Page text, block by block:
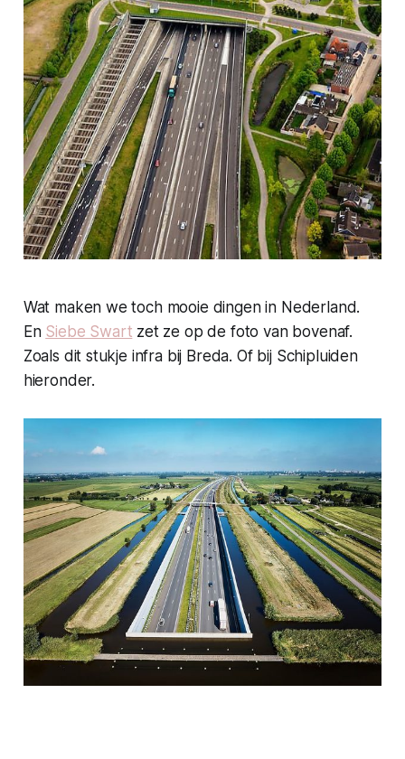
Wat maken we toch mooie dingen in Nederland.
En Siebe Swart zet ze op de foto van bovenaf.
Zoals dit stukje infra bij Breda. Of bij Schipluiden
hieronder.